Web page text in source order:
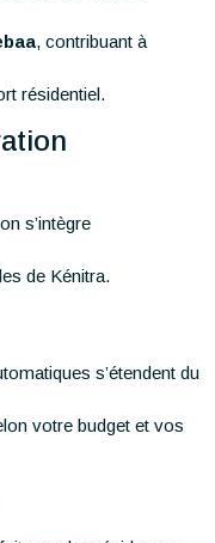
, contribuant à
résidentiel.
s’intègre
de Kénitra.
s’étendent du
votre budget et vos